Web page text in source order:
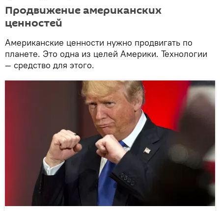
Продвижение американских
ценностей
Американские ценности нужно продвигать по
планете. Это одна из целей Америки. Технологии
— средство для этого.